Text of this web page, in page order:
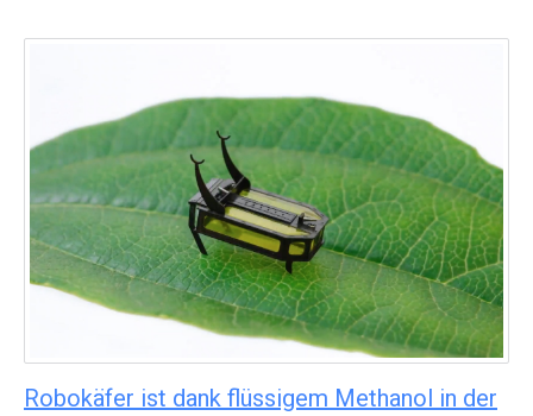
Robokäfer ist dank flüssigem Methanol in der